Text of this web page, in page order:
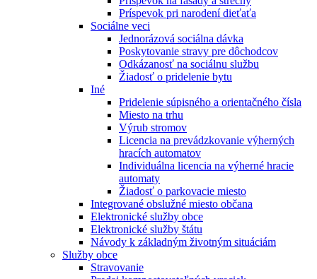
Príspevok pri narodení dieťaťa
Sociálne veci
Jednorázová sociálna dávka
Poskytovanie stravy pre dôchodcov
Odkázanosť na sociálnu službu
Žiadosť o pridelenie bytu
Iné
Pridelenie súpisného a orientačného čísla
Miesto na trhu
Výrub stromov
Licencia na prevádzkovanie výherných
hracích automatov
Individuálna licencia na výherné hracie
automaty
Žiadosť o parkovacie miesto
Integrované obslužné miesto občana
Elektronické služby obce
Elektronické služby štátu
Návody k základným životným situáciám
Služby obce
Stravovanie